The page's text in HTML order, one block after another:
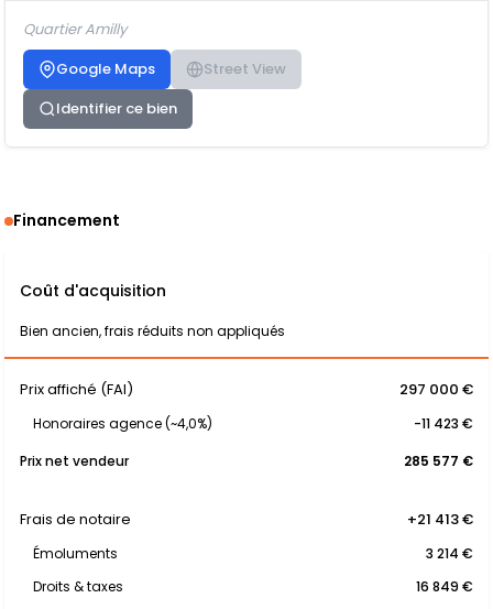
Quartier Amilly
Google Maps
Street View
Identifier ce bien
Financement
Coût d'acquisition
Bien ancien, frais réduits non appliqués
Prix affiché (FAI) 297 000 €
Honoraires agence (~4,0%)
-11 423 €
Prix net vendeur
285 577 €
Frais de notaire +21 413 €
Émoluments
3 214 €
Droits & taxes
16 849 €